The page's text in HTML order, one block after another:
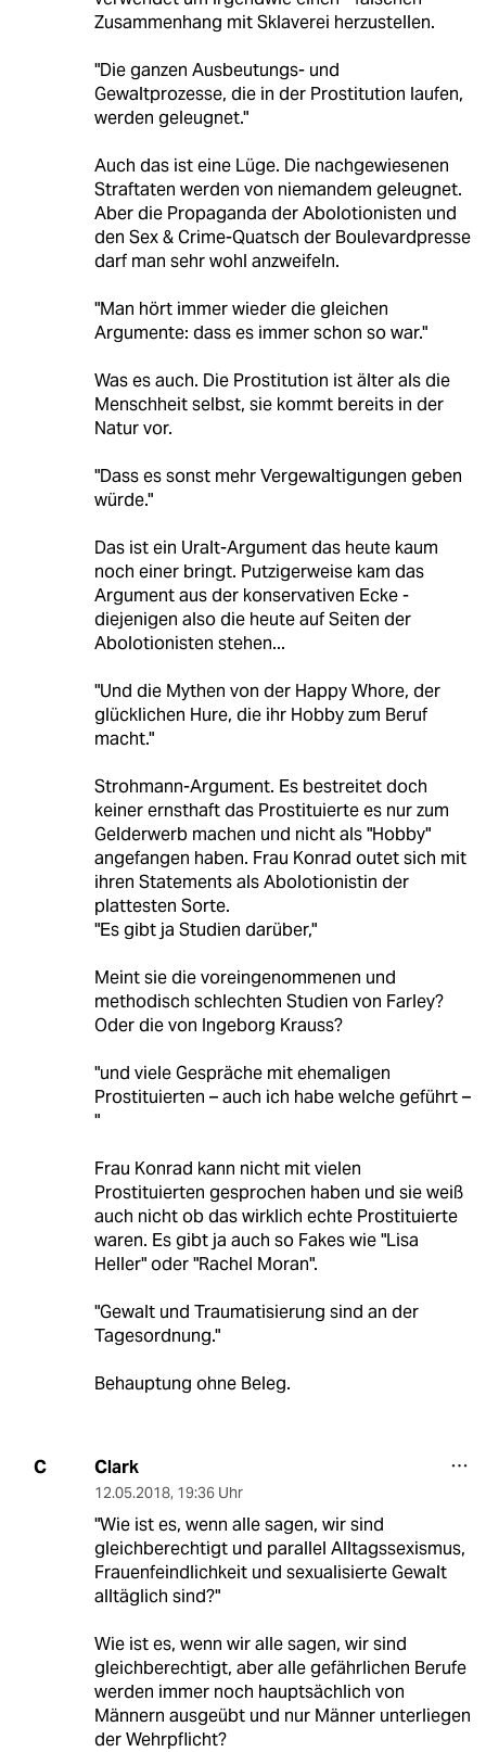
Zusammenhang mit Sklaverei herzustellen.
"Die ganzen Ausbeutungs- und
Gewaltprozesse, die in der Prostitution laufen,
werden geleugnet."
Auch das ist eine Lüge. Die nachgewiesenen
Straftaten werden von niemandem geleugnet.
Aber die Propaganda der Abolotionisten und
den Sex & Crime-Quatsch der Boulevardpresse
darf man sehr wohl anzweifeln.
"Man hört immer wieder die gleichen
Argumente: dass es immer schon so war."
Was es auch. Die Prostitution ist älter als die
Menschheit selbst, sie kommt bereits in der
Natur vor.
"Dass es sonst mehr Vergewaltigungen geben
würde."
Das ist ein Uralt-Argument das heute kaum
noch einer bringt. Putzigerweise kam das
Argument aus der konservativen Ecke -
diejenigen also die heute auf Seiten der
Abolotionisten stehen...
"Und die Mythen von der Happy Whore, der
glücklichen Hure, die ihr Hobby zum Beruf
macht."
Strohmann-Argument. Es bestreitet doch
keiner ernsthaft das Prostituierte es nur zum
Gelderwerb machen und nicht als "Hobby"
angefangen haben. Frau Konrad outet sich mit
ihren Statements als Abolotionistin der
plattesten Sorte.
"Es gibt ja Studien darüber,"
Meint sie die voreingenommenen und
methodisch schlechten Studien von Farley?
Oder die von Ingeborg Krauss?
"und viele Gespräche mit ehemaligen
Prostituierten – auch ich habe welche geführt –
"
Frau Konrad kann nicht mit vielen
Prostituierten gesprochen haben und sie weiß
auch nicht ob das wirklich echte Prostituierte
waren. Es gibt ja auch so Fakes wie "Lisa
Heller" oder "Rachel Moran".
"Gewalt und Traumatisierung sind an der
Tagesordnung."
Behauptung ohne Beleg.
C Clark
12.05.2018, 19:36 Uhr
"Wie ist es, wenn alle sagen, wir sind
gleichberechtigt und parallel Alltagssexismus,
Frauenfeindlichkeit und sexualisierte Gewalt
alltäglich sind?"
Wie ist es, wenn wir alle sagen, wir sind
gleichberechtigt, aber alle gefährlichen Berufe
werden immer noch hauptsächlich von
Männern ausgeübt und nur Männer unterliegen
der Wehrpflicht?